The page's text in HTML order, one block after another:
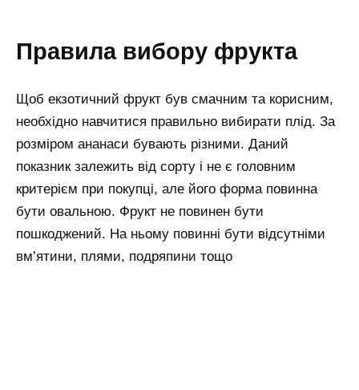
Правила вибору фрукта
Щоб екзотичний фрукт був смачним та корисним,
необхідно навчитися правильно вибирати плід. За
розміром ананаси бувають різними. Даний
показник залежить від сорту і не є головним
критерієм при покупці, але його форма повинна
бути овальною. Фрукт не повинен бути
пошкоджений. На ньому повинні бути відсутніми
вм’ятини, плями, подряпини тощо